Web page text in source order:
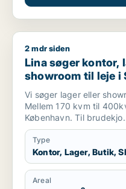
Lina søger kontor,
2 mdr siden
Lina søger kontor,
showroom til leje i
Vi søger lager eller
Mellem 170 kvm til
København. Til
Type
Kontor, Lager, Butik,
Areal